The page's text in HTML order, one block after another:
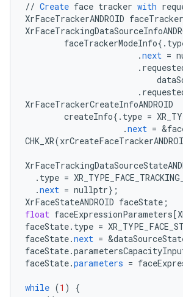
// Create face tracker with
XrFaceTrackerANDROID faceTracker
faceTrackerModeInfo{ .
.next =
.
.
XrFaceTrackerCreateInfoANDROID
createInfo{ . type =
.next = &
CHK_XR(
. type =
.next = nullptr} ;
XrFaceStateANDROID faceState ;
float faceExpressionParameters[
faceState. type =
faceState.next = &
faceState.
faceState.parameters =
while (1 )
{